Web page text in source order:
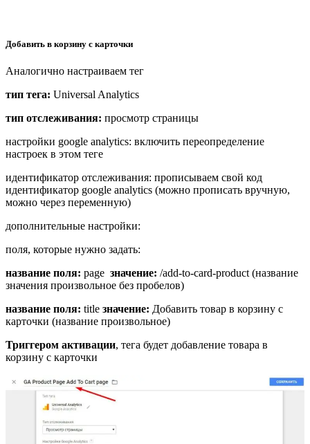
Добавить в корзину с карточки
Аналогично настраиваем тег
тип тега: Universal Analytics
тип отслеживания: просмотр страницы
настройки google analytics: включить переопределение
настроек в этом теге
идентификатор отслеживания: прописываем свой код
идентификатор google analytics (можно прописать вручную,
можно через переменную)
дополнительные настройки:
поля, которые нужно задать:
название поля: page значение: /add-to-card-product (название
значения произвольное без пробелов)
название поля: title значение: Добавить товар в корзину с
карточки (название произвольное)
Триггером активации, тега будет добавление товара в
корзину с карточки